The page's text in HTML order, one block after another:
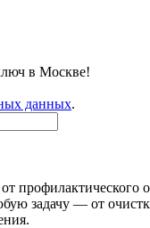
в Москве!
данных.
задачу — от